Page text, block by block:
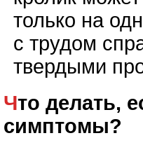
только на
с трудом
твердыми
Что делать, если замечены
симптомы?